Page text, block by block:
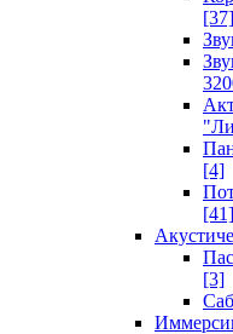
[37]
[4]
[41]
[3]